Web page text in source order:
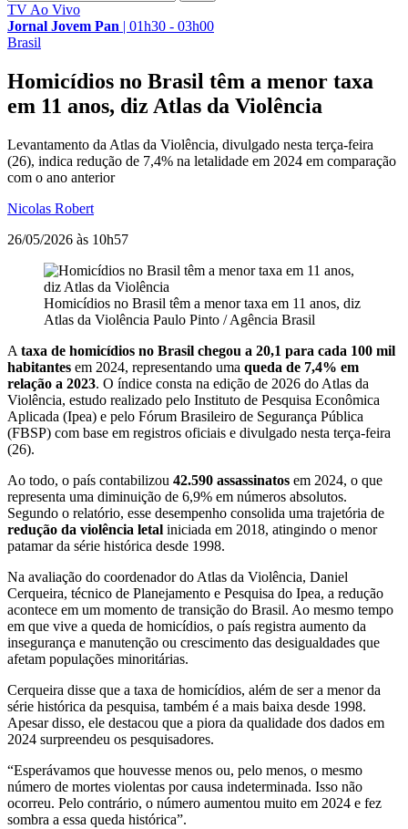
TV Ao Vivo
Jornal Jovem Pan | 01h30 - 03h00
Brasil
Homicídios no Brasil têm a menor taxa
em 11 anos, diz Atlas da Violência
Levantamento da Atlas da Violência, divulgado nesta terça-feira
(26), indica redução de 7,4% na letalidade em 2024 em comparação
com o ano anterior
Nicolas Robert
26/05/2026 às 10h57
Homicídios no Brasil têm a menor taxa em 11 anos, diz
Atlas da Violência Paulo Pinto / Agência Brasil
A taxa de homicídios no Brasil chegou a 20,1 para cada 100 mil
habitantes em 2024, representando uma queda de 7,4% em
relação a 2023. O índice consta na edição de 2026 do Atlas da
Violência, estudo realizado pelo Instituto de Pesquisa Econômica
Aplicada (Ipea) e pelo Fórum Brasileiro de Segurança Pública
(FBSP) com base em registros oficiais e divulgado nesta terça-feira
(26).
Ao todo, o país contabilizou 42.590 assassinatos em 2024, o que
representa uma diminuição de 6,9% em números absolutos.
Segundo o relatório, esse desempenho consolida uma trajetória de
redução da violência letal iniciada em 2018, atingindo o menor
patamar da série histórica desde 1998.
Na avaliação do coordenador do Atlas da Violência, Daniel
Cerqueira, técnico de Planejamento e Pesquisa do Ipea, a redução
acontece em um momento de transição do Brasil. Ao mesmo tempo
em que vive a queda de homicídios, o país registra aumento da
insegurança e manutenção ou crescimento das desigualdades que
afetam populações minoritárias.
Cerqueira disse que a taxa de homicídios, além de ser a menor da
série histórica da pesquisa, também é a mais baixa desde 1998.
Apesar disso, ele destacou que a piora da qualidade dos dados em
2024 surpreendeu os pesquisadores.
“Esperávamos que houvesse menos ou, pelo menos, o mesmo
número de mortes violentas por causa indeterminada. Isso não
ocorreu. Pelo contrário, o número aumentou muito em 2024 e fez
sombra a essa queda histórica”.